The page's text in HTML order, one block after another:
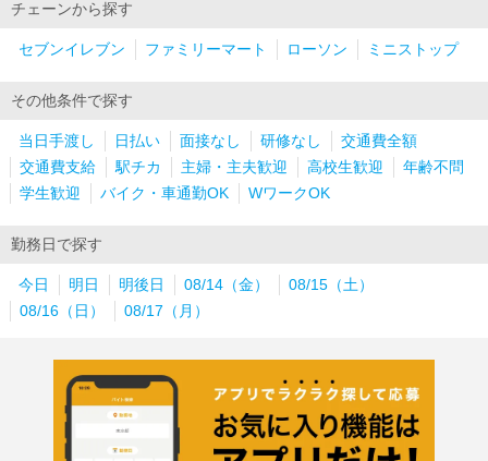
チェーンから探す
セブンイレブン ファミリーマート ローソン ミニストップ
その他条件で探す
当日手渡し 日払い 面接なし 研修なし
交通費全額
交通費支給
駅チカ 主婦・主夫歓迎 高校生歓迎
年齢不問
学生歓迎
バイク・車通勤OK WワークOK
勤務日で探す
今日 明日 明後日 08/14（金）
08/15（土）
08/16（日）
08/17（月）